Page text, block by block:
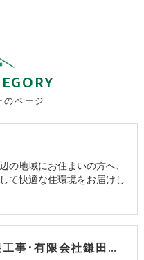
ページ
の地域にお住まいの方へ、
て快適な住環境をお届けし
札幌の屋根工事･有限会社鎌田板金工業の口コミ情報